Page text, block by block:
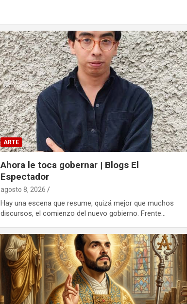
ARTE
Ahora le toca gobernar | Blogs El
Espectador
agosto 8, 2026
Hay una escena que resume, quizá mejor que muchos
discursos, el comienzo del nuevo gobierno. Frente…